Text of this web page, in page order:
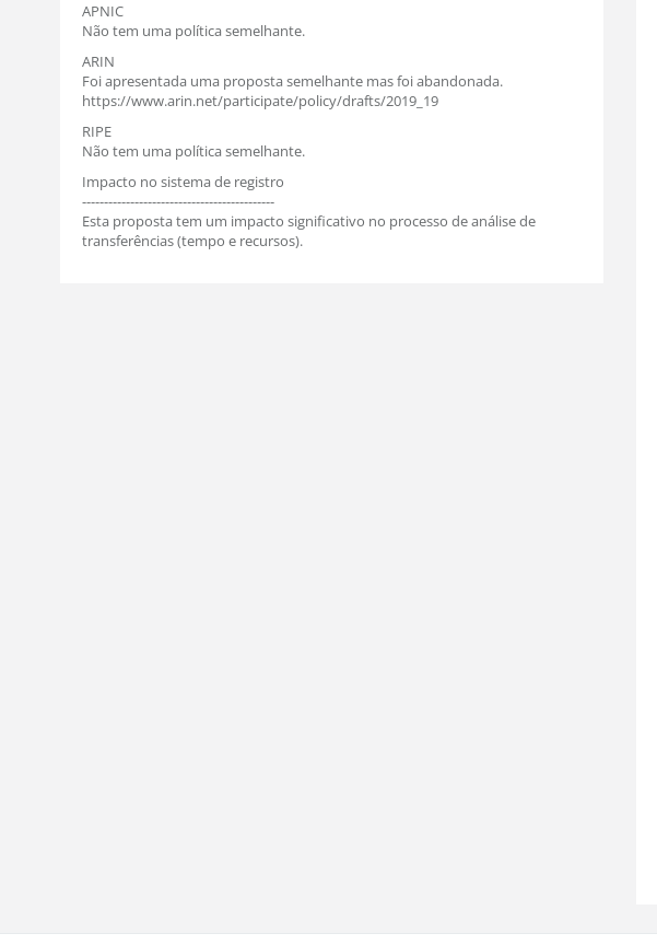
APNIC
Não tem uma política semelhante.
ARIN
Foi apresentada uma proposta semelhante mas foi abandonada.
https://www.arin.net/participate/policy/drafts/2019_19
RIPE
Não tem uma política semelhante.
Impacto no sistema de registro
--------------------------------------------
Esta proposta tem um impacto significativo no processo de análise de
transferências (tempo e recursos).